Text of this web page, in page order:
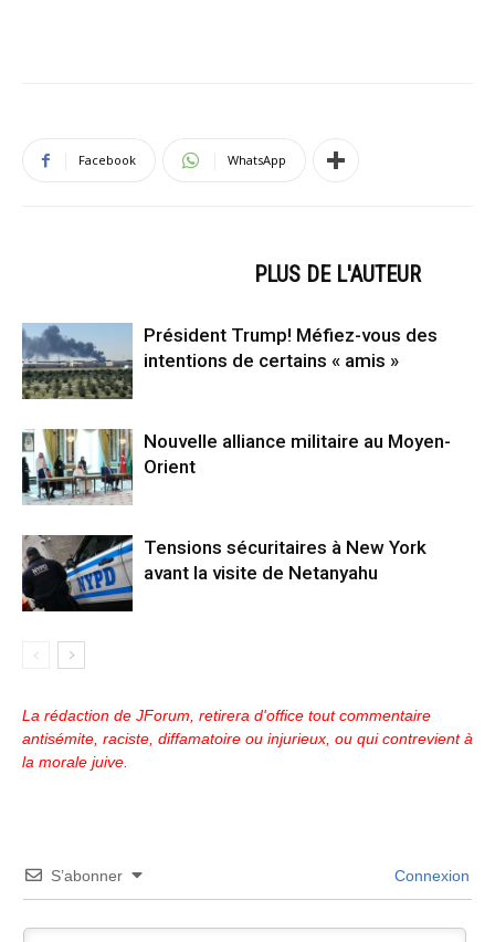
Facebook WhatsApp
PLUS DE L'AUTEUR
Président Trump! Méfiez-vous des
intentions de certains « amis »
Nouvelle alliance militaire au Moyen-
Orient
Tensions sécuritaires à New York
avant la visite de Netanyahu
La rédaction de JForum, retirera d'office tout commentaire
antisémite, raciste, diffamatoire ou injurieux, ou qui contrevient à
la morale juive.
S’abonner Connexion